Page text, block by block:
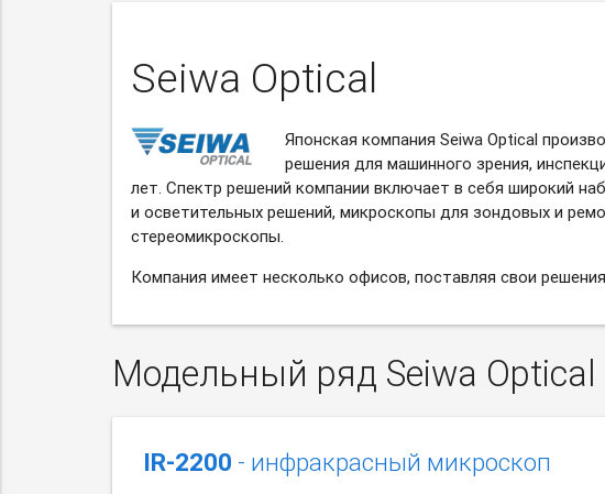
Seiwa Optical
Японская компания Seiwa Optical
решения для машинного зрения,
лет. Спектр решений компании включает в себя широкий
и осветительных решений, микроскопы для зондовых и
стереомикроскопы.
Компания имеет несколько офисов, поставляя свои
Модельный ряд Seiwa Optical
IR-2200 - инфракрасный микроскоп